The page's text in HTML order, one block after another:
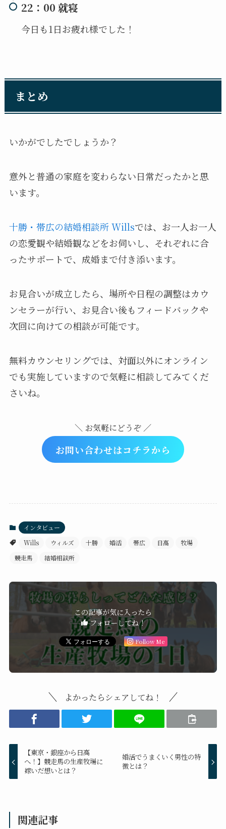
22：00 就寝
今日も1日お疲れ様でした！
まとめ
いかがでしたでしょうか？
意外と普通の家庭を変わらない日常だったかと思
います。
十勝・帯広の結婚相談所 Willsでは、お一人お一人
の恋愛観や結婚観などをお伺いし、それぞれに合
ったサポートで、成婚まで付き添います。
お見合いが成立したら、場所や日程の調整はカウ
ンセラーが行い、お見合い後もフィードバックや
次回に向けての相談が可能です。
無料カウンセリングでは、対面以外にオンライン
でも実施していますので気軽に相談してみてくだ
さいね。
＼ お気軽にどうぞ ／
お問い合わせはコチラから
インタビュー
Wills
ウィルズ 十勝 婚活 帯広 日高
牧場
競走馬
結婚相談所
この記事が気に入ったら
フォローしてね！
Follow Me
よかったらシェアしてね！
【東京・銀座から日高
へ！】競走馬の生産牧場に
嫁いだ想いとは？
婚活でうまくいく男性の特
徴とは？
関連記事